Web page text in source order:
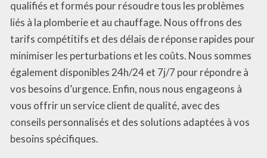
qualifiés et formés pour résoudre tous les problèmes
liés à la plomberie et au chauffage. Nous offrons des
tarifs compétitifs et des délais de réponse rapides pour
minimiser les perturbations et les coûts. Nous sommes
également disponibles 24h/24 et 7j/7 pour répondre à
vos besoins d’urgence. Enfin, nous nous engageons à
vous offrir un service client de qualité, avec des
conseils personnalisés et des solutions adaptées à vos
besoins spécifiques.